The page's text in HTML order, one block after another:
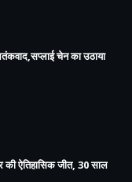
चेन का उठाया
की ऐतिहासिक जीत, 30 साल